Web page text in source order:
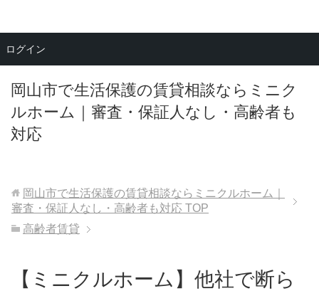
岡山市で生活保護の賃貸相談ならミニク
ルホーム｜審査・保証人なし・高齢者も
対応
メニュー
岡山市で生活保護の賃貸相談ならミニクルホーム｜
審査・保証人なし・高齢者も対応 TOP
高齢者賃貸
【ミニクルホーム】他社で断ら
ログイン